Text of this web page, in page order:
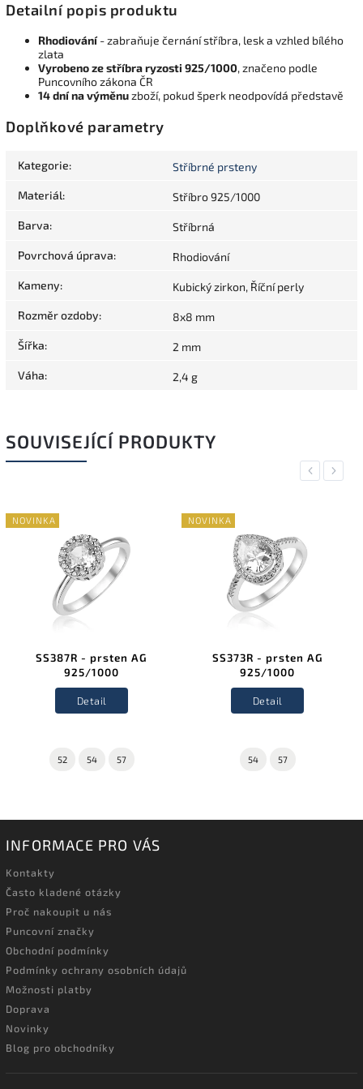
Detailní popis produktu
Rhodiování- zabraňuje černání stříbra, lesk a vzhled bílého
zlata
Vyrobeno ze stříbra ryzosti 925/1000, značeno podle
Puncovního zákona ČR
14 dní na výměnuzboží, pokud šperk neodpovídá představě
Doplňkové parametry
Kategorie: Stříbrné prsteny
Materiál: Stříbro 925/1000
Barva: Stříbrná
Povrchová úprava: Rhodiování
Kameny: Kubický zirkon, Říční perly
Rozměr ozdoby: 8x8 mm
Šířka: 2 mm
Váha: 2,4 g
SOUVISEJÍCÍ PRODUKTY
Previous
NOVINKA
SS387R - prsten AG
925/1000
Detail
52 54 57
NOVINKA
SS373R - prsten AG
925/1000
Detail
54 57
Next
INFORMACE PRO VÁS
Kontakty
Často kladené otázky
Proč nakoupit u nás
Puncovní značky
Obchodní podmínky
Podmínky ochrany osobních údajů
Možnosti platby
Doprava
Novinky
Blog pro obchodníky